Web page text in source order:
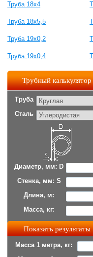
Труба 18х4
Труба 18х5,5
Труба 19х0,2
Труба 19х0,4
Трубный калькулятор
Труба
Сталь
Диаметр, мм: D
Стенка, мм: S
Длина, м:
Масса, кг:
Масса 1 метра, кг: